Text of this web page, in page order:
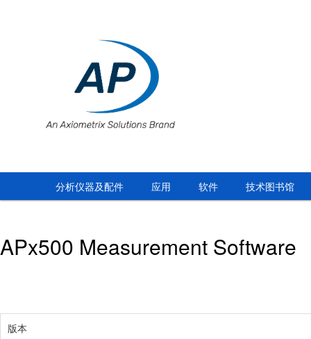
分析仪器及配件 应用 软件 技术图书馆
APx500 Measurement Software
版本